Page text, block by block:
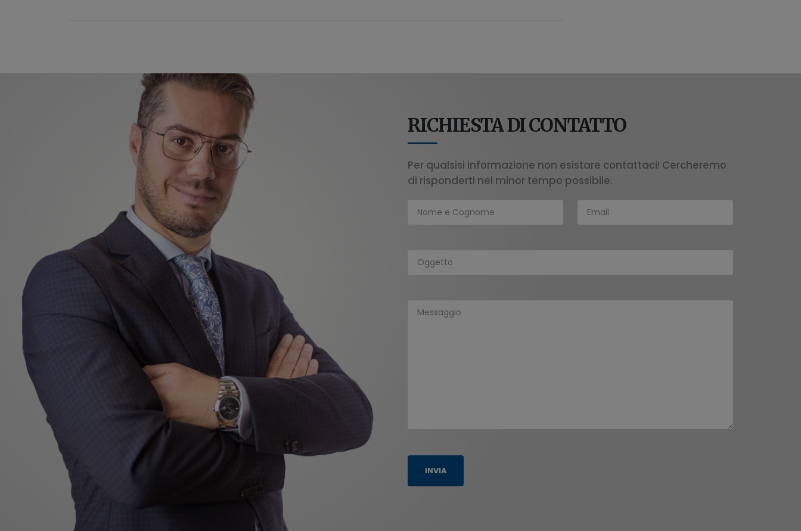
RICHIESTA DI CONTATTO
Per qualsisi informazione non esistare contattaci! Cercheremo
di risponderti nel minor tempo possibile.